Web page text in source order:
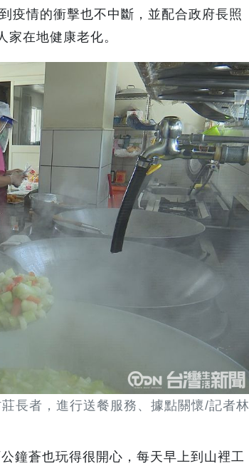
疫情的衝擊也不中斷，並配合政府長照
在地健康老化。
長者，進行送餐服務、據點關懷/記者林
鐘蒼也玩得很開心，每天早上到山裡工